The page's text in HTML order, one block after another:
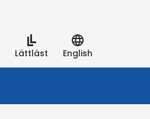
Lättläst English